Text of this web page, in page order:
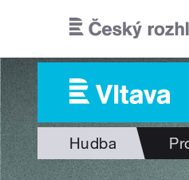
Hudba